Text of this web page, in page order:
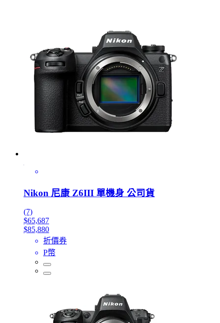
Nikon 尼康 Z6III 單機身 公司貨
(7)
$65,687
$85,880
折價券
P幣